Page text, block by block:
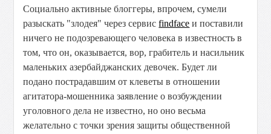
Социально активные блоггеры, впрочем, сумели
разыскать "злодея" через сервисfindface и поставили
ничего не подозревающего человека в известность в
том, что он, оказывается, вор, грабитель и насильник
маленьких азербайджанских девочек. Будет ли
подано пострадавшим от клеветы в отношении
агитатора-мошенника заявление о возбуждении
уголовного дела не известно, но оно весьма
желательно с точки зрения защиты общественной